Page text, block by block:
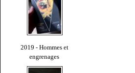
2019 - Hommes et
engrenages